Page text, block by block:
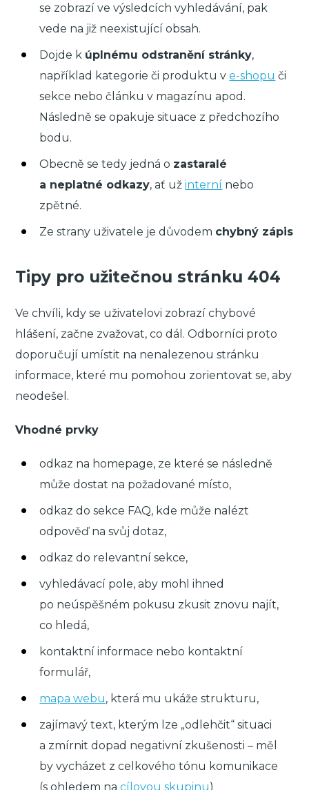
se zobrazí ve výsledcích vyhledávání, pak
vede na již neexistující obsah.
Dojde k úplnému odstranění stránky,
například kategorie či produktu ve-shopu či
sekce nebo článku v magazínu apod.
Následně se opakuje situace z předchozího
bodu.
Obecně se tedy jedná o zastaralé
a neplatné odkazy, ať užinterní nebo
zpětné.
Ze strany uživatele je důvodem chybný zápis
Tipy pro užitečnou stránku 404
Ve chvíli, kdy se uživatelovi zobrazí chybové
hlášení, začne zvažovat, co dál. Odborníci proto
doporučují umístit na nenalezenou stránku
informace, které mu pomohou zorientovat se, aby
neodešel.
Vhodné prvky
odkaz na homepage, ze které se následně
může dostat na požadované místo,
odkaz do sekce FAQ, kde může nalézt
odpověď na svůj dotaz,
odkaz do relevantní sekce,
vyhledávací pole, aby mohl ihned
po neúspěšném pokusu zkusit znovu najít,
co hledá,
kontaktní informace nebo kontaktní
formulář,
mapa webu, která mu ukáže strukturu,
zajímavý text, kterým lze „odlehčit“ situaci
a zmírnit dopad negativní zkušenosti – měl
by vycházet z celkového tónu komunikace
(s ohledem nacílovou skupinu)